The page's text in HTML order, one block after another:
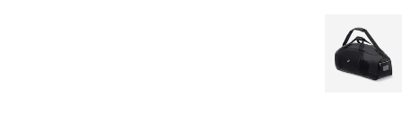
Choose a variant